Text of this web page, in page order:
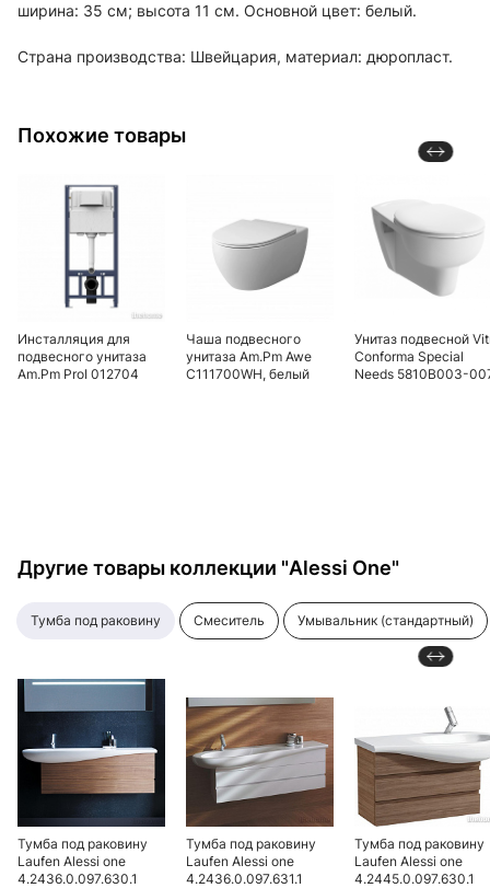
ширина: 35 см; высота 11 см. Основной цвет: белый.
Страна производства: Швейцария, материал: дюропласт.
Похожие товары
Инсталляция для
подвесного унитаза
Am.Pm ProI 012704
Чаша подвесного
унитаза Am.Pm Awe
C111700WH, белый
Унитаз подвесной
Conforma Special
Needs 5810B003-
Другие товары коллекции "Alessi One"
тумба под раковину смеситель умывальник (стандартный)
Тумба под раковину
Laufen Alessi one
4.2436.0.097.630.1
Тумба под раковину
Laufen Alessi one
4.2436.0.097.631.1
Тумба под раковину
Laufen Alessi one
4.2445.0.097.630.1